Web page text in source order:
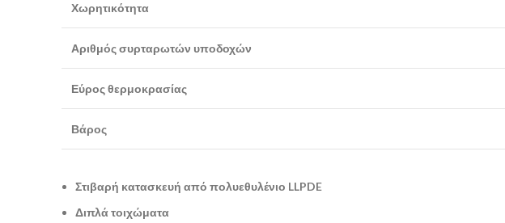
Χωρητικότητα
Αριθμός συρταρωτών υποδοχών
Εύρος θερμοκρασίας
Βάρος
Στιβαρή κατασκευή από πολυεθυλένιο LLPDE
Διπλά τοιχώματα